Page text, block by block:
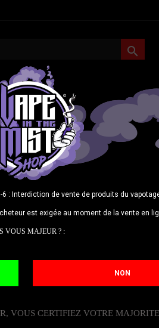
: Interdiction de vente de produits du
est exigée au moment de la vente en
VOUS MAJEUR ? :
NON
VOUS CERTIFIEZ VOTRE MAJORITE

E-LIQUIDES DIY CBD
utiliser entre 85 et 100 watts.
une
plus
chez
pour
rendu